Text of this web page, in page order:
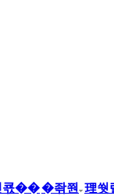
쿇���좎쭨 理